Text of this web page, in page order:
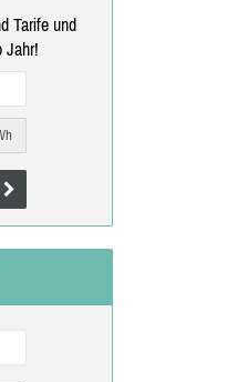
Tarife und
Jahr!